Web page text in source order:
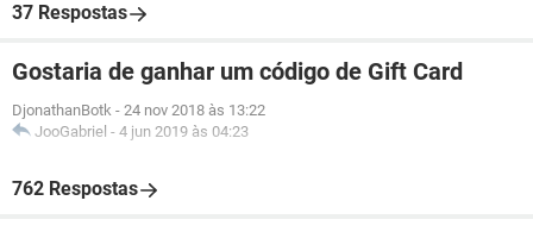
37 Respostas
Gostaria de ganhar um código de Gift Card
DjonathanBotk - 24 nov 2018 às 13:22
JooGabriel - 4 jun 2019 às 04:23
762 Respostas